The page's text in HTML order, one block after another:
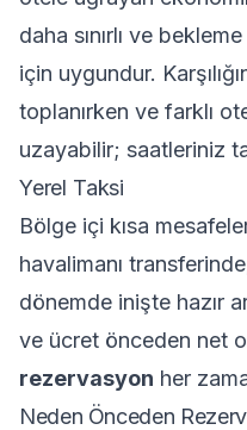
daha sınırlı ve
için uygundur.
toplanırken ve farklı
uzayabilir; saatleriniz
Yerel Taksi
Bölge içi kısa
havalimanı
dönemde inişte hazır
ve ücret önceden net
rezervasyon her
Neden Önceden